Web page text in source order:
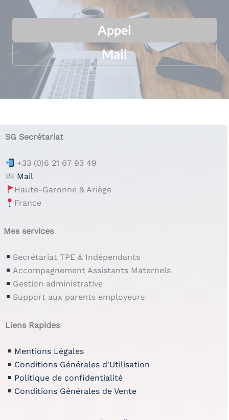
Appel
Mail
SG Secrétariat
+33 (0)6 21 67 93 49
Mail
Haute-Garonne & Ariège
France
Mes services
Secrétariat TPE & Indépendants
Accompagnement Assistants Maternels
Gestion administrative
Support aux parents employeurs
Liens Rapides
Mentions Légales
Conditions Générales d'Utilisation
Politique de confidentialité
Conditions Générales de Vente